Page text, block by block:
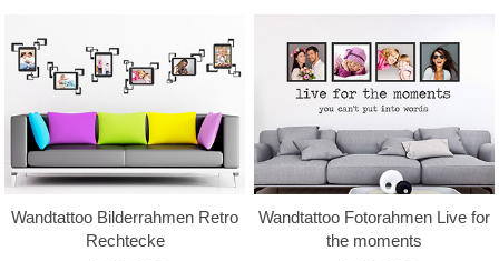
Wandtattoo Bilderrahmen Retro
Rechtecke
Wandtattoo Fotorahmen Live for
the moments